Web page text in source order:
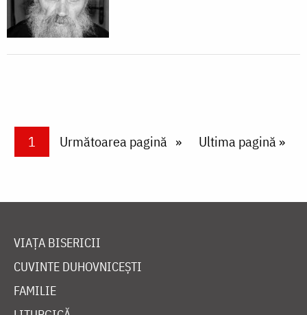
PaginareCurrent page
1 Next page
Următoarea pagină Last page
Ultima pagină »
VIAȚA BISERICII
CUVINTE DUHOVNICEȘTI
FAMILIE